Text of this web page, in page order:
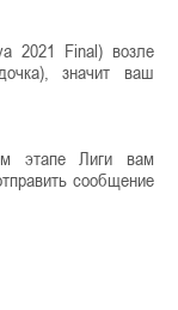
2021 Final) возле
значит ваш
этапе Лиги вам
сообщение